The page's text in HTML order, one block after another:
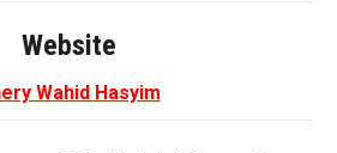
Website
Wahid Hasyim